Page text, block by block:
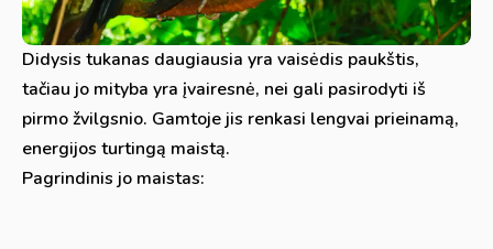
Didysis tukanas daugiausia yra vaisėdis paukštis,
tačiau jo mityba yra įvairesnė, nei gali pasirodyti iš
pirmo žvilgsnio. Gamtoje jis renkasi lengvai prieinamą,
energijos turtingą maistą.
Pagrindinis jo maistas: